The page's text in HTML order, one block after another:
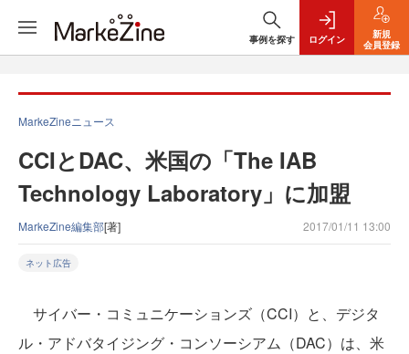
事例を探す ログイン
新規
会員登録
MarkeZineニュース
CCIとDAC、米国の「The IAB
Technology Laboratory」に加盟
MarkeZine編集部[著] 2017/01/11 13:00
ネット広告
サイバー・コミュニケーションズ（CCI）と、デジタ
ル・アドバタイジング・コンソーシアム（DAC）は、米